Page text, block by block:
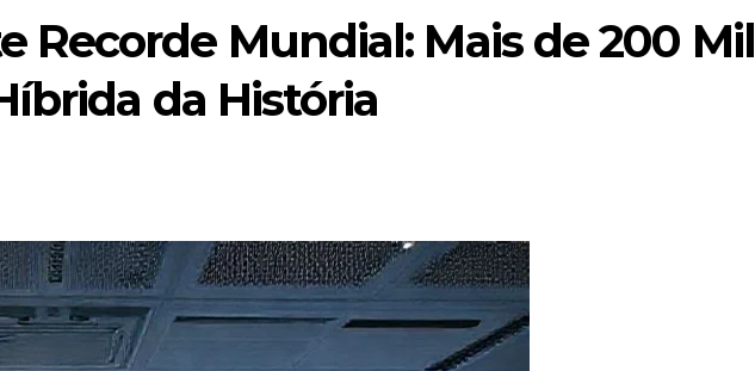
Recorde Mundial: Mais de 200
da História